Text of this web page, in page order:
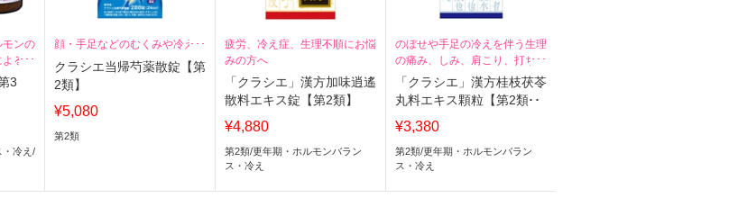
モンの
る症
3
冷え /
顔・手足などのむくみや冷えに
クラシエ当帰芍薬散錠【第
2類】
¥5,080
第2類
疲労、冷え症、生理不順にお悩
みの方へ
「クラシエ」漢方加味逍遙
散料エキス錠【第2類】
¥4,880
第2類/更年期・ホルモンバラン
ス・冷え
のぼせや手足の冷えを伴う生理
の痛み、しみ、肩こり、打ち身
でお悩みなら
「クラシエ」漢方桂枝茯苓
丸料エキス顆粒【第2類】
¥3,380
第2類/更年期・ホルモンバラン
ス・冷え